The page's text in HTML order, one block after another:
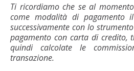
Ti ricordiamo che se al
come modalità di pagamento
successivamente con lo
pagamento con carta di credito,
quindi calcolate le
transazione.